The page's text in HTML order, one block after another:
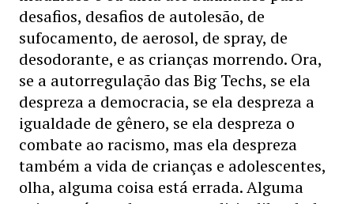
desafios, desafios de autolesão, de
sufocamento, de aerosol, de spray, de
desodorante, e as crianças morrendo. Ora,
se a autorregulação das Big Techs, se ela
despreza a democracia, se ela despreza a
igualdade de gênero, se ela despreza o
combate ao racismo, mas ela despreza
também a vida de crianças e adolescentes,
olha, alguma coisa está errada. Alguma